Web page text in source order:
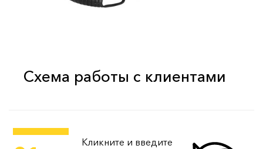
Схема работы с клиентами
Кликните и введите